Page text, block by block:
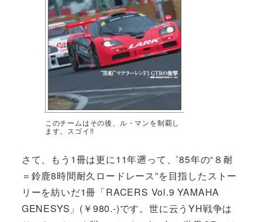
このチームはその後、ル・マンを制覇し
ます。スゴイ!!
さて、もう1冊は更に11年遡って、’85年の“８耐
＝鈴鹿8時間耐久ロードレース”を目指したストー
リーを紡いだ1冊「RACERS Vol.9 YAMAHA
GENESYS」(￥980.-)です。世に云うYH戦争は